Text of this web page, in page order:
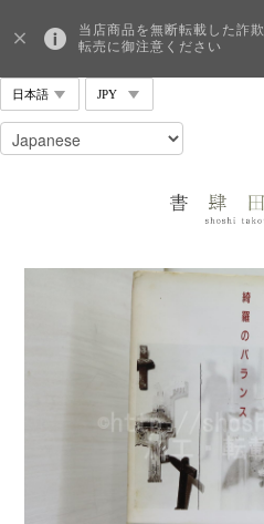
当店商品を無断転載した詐
転売に御注意ください